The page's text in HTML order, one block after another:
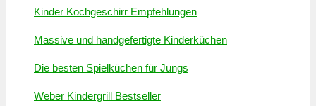
Kinder Kochgeschirr Empfehlungen
Massive und handgefertigte Kinderküchen
Die besten Spielküchen für Jungs
Weber Kindergrill Bestseller